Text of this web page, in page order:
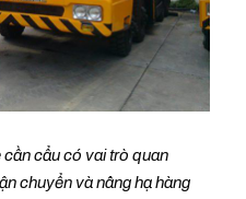
cẩu có vai trò quan
chuyển và nâng hạ hàng